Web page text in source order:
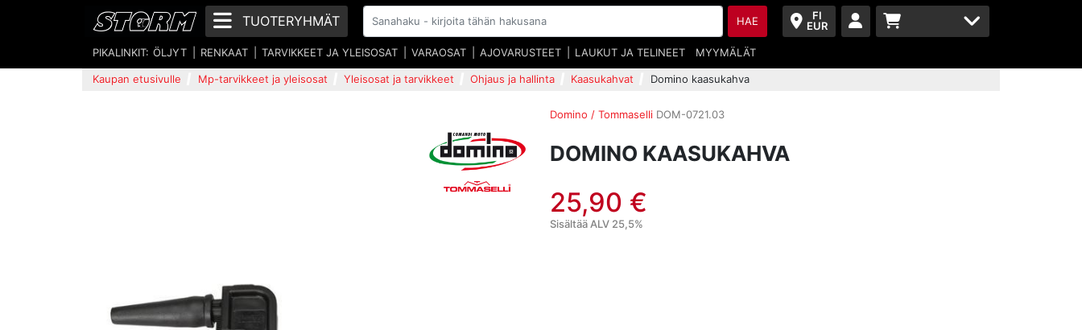
FI
EUR
TUOTERYHMÄT HAE
PIKALINKIT: ÖLJYT RENKAAT TARVIKKEET JA YLEISOSAT VARAOSAT AJOVARUSTEET LAUKUT JA TELINEET MYYMÄLÄT
Kaupan etusivulle Mp-tarvikkeet ja yleisosat Yleisosat ja tarvikkeet Ohjaus ja hallinta Kaasukahvat Domino kaasukahva
Domino / Tommaselli DOM-0721.03
DOMINO KAASUKAHVA
25,90 €
Sisältää ALV 25,5%